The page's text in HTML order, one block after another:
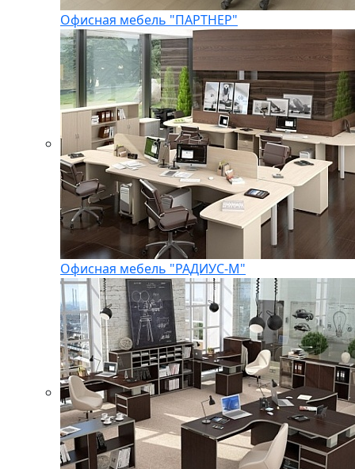
Офисная мебель "ПАРТНЕР"
Офисная мебель "РАДИУС-М"